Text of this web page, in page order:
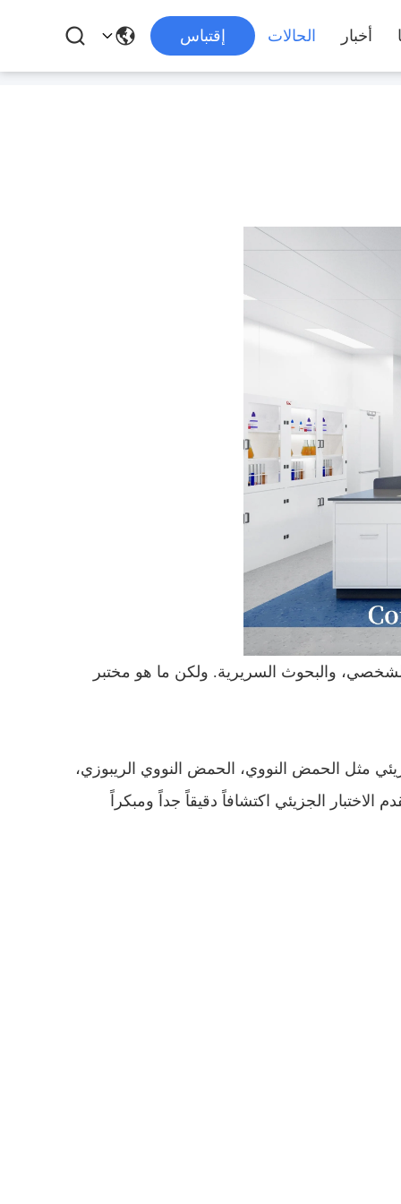
أخبار الحالات إقتباس
والبحوث السريرية. ولكن ما هو مختبر
مثل الحمض النووي، الحمض النووي الريبوزي،
الجزيئي اكتشافاً دقيقاً جداً ومبكراً